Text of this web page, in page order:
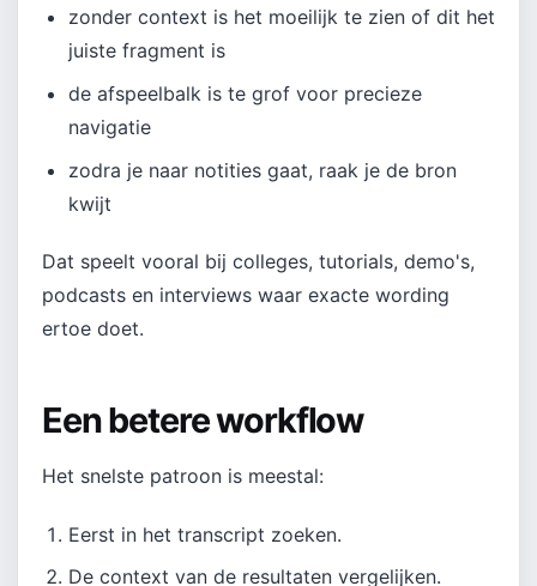
zonder context is het moeilijk te zien of dit het
juiste fragment is
de afspeelbalk is te grof voor precieze
navigatie
zodra je naar notities gaat, raak je de bron
kwijt
Dat speelt vooral bij colleges, tutorials, demo's,
podcasts en interviews waar exacte wording
ertoe doet.
Een betere workflow
Het snelste patroon is meestal:
Eerst in het transcript zoeken.
De context van de resultaten vergelijken.